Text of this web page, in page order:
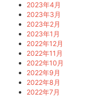
2023年4月
2023年3月
2023年2月
2023年1月
2022年12月
2022年11月
2022年10月
2022年9月
2022年8月
2022年7月